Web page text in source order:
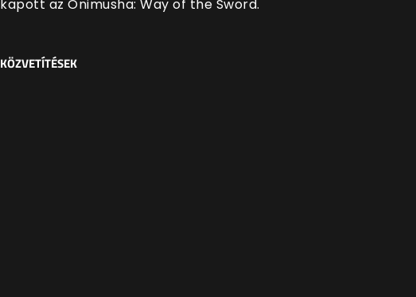
kapott az Onimusha: Way of the Sword.
KÖZVETÍTÉSEK